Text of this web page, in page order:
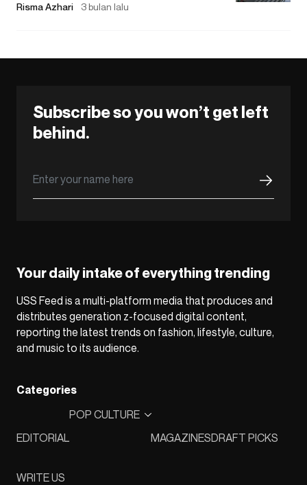
Risma Azhari 3 bulan lalu
Subscribe so you won’t get left
behind.
Your daily intake of everything trending
USS Feed is a multi-platform media that produces and
distributes generation z-focused digital content,
reporting the latest trends on fashion, lifestyle, culture,
and music to its audience.
Categories
EDITORIAL
POP CULTURE
MAGAZINESDRAFT PICKS
WRITE US